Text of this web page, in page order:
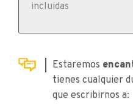
incluidas
Estaremos
tienes cualquier
que escribirnos a: